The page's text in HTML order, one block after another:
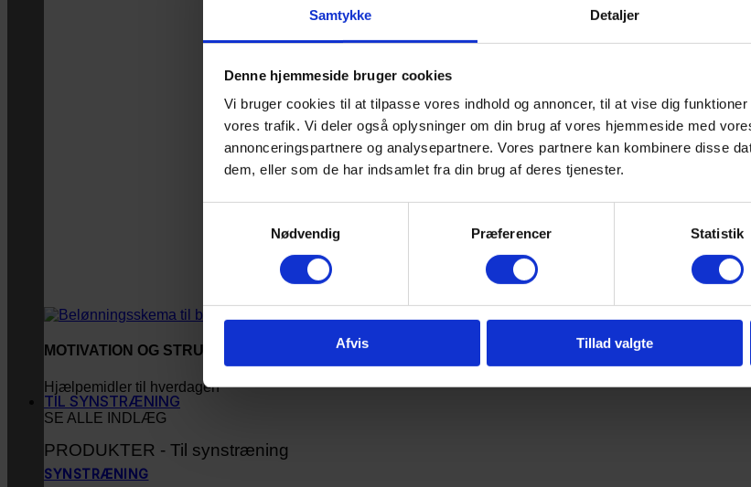
Samtykke Detaljer
Denne hjemmeside bruger cookies
Vi bruger cookies til at tilpasse vores indhold og annoncer, til at vise dig
vores trafik. Vi deler også oplysninger om din brug af vores hjemmeside med
annonceringspartnere og analysepartnere. Vores partnere kan kombinere disse
dem, eller som de har indsamlet fra din brug af deres tjenester.
Nødvendig
Præferencer Statistik
Afvis Tillad valgte
MOTIVATION OG STRUKTUR
Hjælpemidler til hverdagen
SE ALLE INDLÆG
TIL SYNSTRÆNING
PRODUKTER - Til synstræning
SYNSTRÆNING